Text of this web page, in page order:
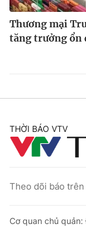
Thương mại
tăng trưởng ổn
THỜI BÁO VTV
Theo dõi báo trên
Cơ quan chủ quản: